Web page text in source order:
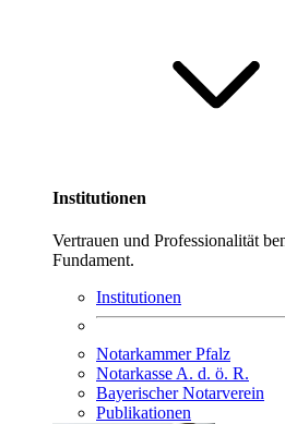
Institutionen
Vertrauen und Professionalität
Fundament.
Institutionen
Notarkammer Pfalz
Notarkasse A. d. ö. R.
Bayerischer Notarverein
Publikationen